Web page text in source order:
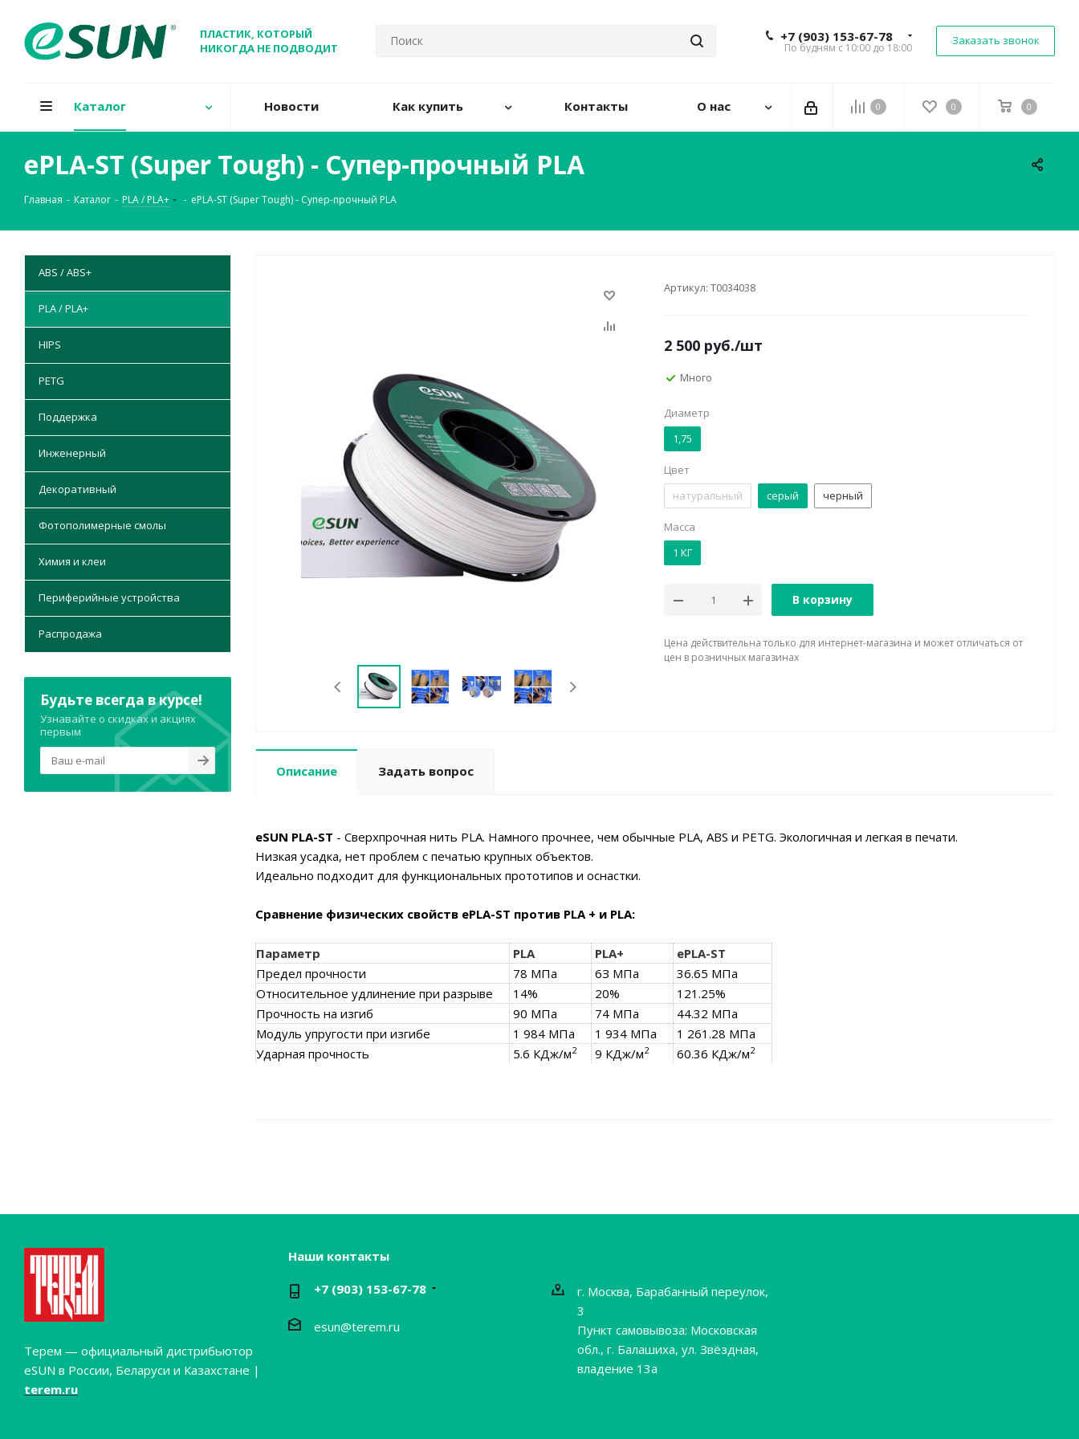
ПЛАСТИК, КОТОРЫЙ
НИКОГДА НЕ ПОДВОДИТ
+7 (903) 153-67-78
По будням с 10:00 до 18:00
Заказать звонок
0 0 0
Каталог Новости Как купить Контакты О нас
ePLA-ST (Super Tough) - Супер-прочный PLA
Главная - Каталог - PLA / PLA+ - ePLA-ST (Super Tough) - Супер-прочный PLA
Артикул: Т0034038
2 500 руб./шт
Много
Диаметр
1,75
Цвет
натуральный
серый черный
Масса
1 КГ
В корзину
Цена действительна только для интернет-магазина и может отличаться от
цен в розничных магазинах
Описание Задать вопрос
eSUN PLA-ST - Сверхпрочная нить PLA. Намного прочнее, чем обычные PLA, ABS и PETG. Экологичная и легкая в печати.
Низкая усадка, нет проблем с печатью крупных объектов.
Идеально подходит для функциональных прототипов и оснастки.
Сравнение физических свойств ePLA-ST против PLA + и PLA:
Параметр PLA PLA+
ePLA-ST
Предел прочности
78 МПа 6З МПа
36.65 МПа
Относительное удлинение при разрыве
14% 20%
121.25%
Прочность на изгиб
90 МПа 74 МПа
44.32 МПа
Модуль упругости при изгибе
1 984 МПа 1 934 МПа
1 261.28 МПа
Ударная прочность
5.6 КДж/м2 9 КДж/м2 60.36 КДж/м2
ABS / ABS+
PLA / PLA+
HIPS
PETG
Поддержка
Инженерный
Декоративный
Фотополимерные смолы
Химия и клеи
Периферийные устройства
Распродажа
Будьте всегда в курсе!
Узнавайте о скидках и акциях
первым
Терем — официальный дистрибьютор
eSUN в России, Беларуси и Казахстане |
terem.ru
Наши контакты
+7 (903) 153-67-78
esun@terem.ru
г. Москва, Барабанный переулок,
3
Пункт самовывоза: Московская
обл., г. Балашиха, ул. Звёздная,
владение 13а